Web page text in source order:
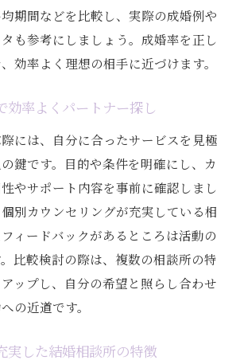
期間などを比較し、実際の成婚例や
も参考にしましょう。成婚率を正し
効率よく理想の相手に近づけます。
効率よくパートナー探し
には、自分に合ったサービスを見極
鍵です。目的や条件を明確にし、カ
やサポート内容を事前に確認しまし
別カウンセリングが充実している相
ィードバックがあるところは活動の
比較検討の際は、複数の相談所の特
ップし、自分の希望と照らし合わせ
の近道です。
実した結婚相談所の特徴